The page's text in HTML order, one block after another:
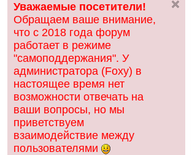
ск
Уважаемые посетители!
Обращаем ваше внимание,
что с 2018 года форум
работает в режиме
"самоподдержания". У
администратора (Foxy) в
настоящее время нет
возможности отвечать на
ваши вопросы, но мы
приветствуем
взаимодействие между
пользователями